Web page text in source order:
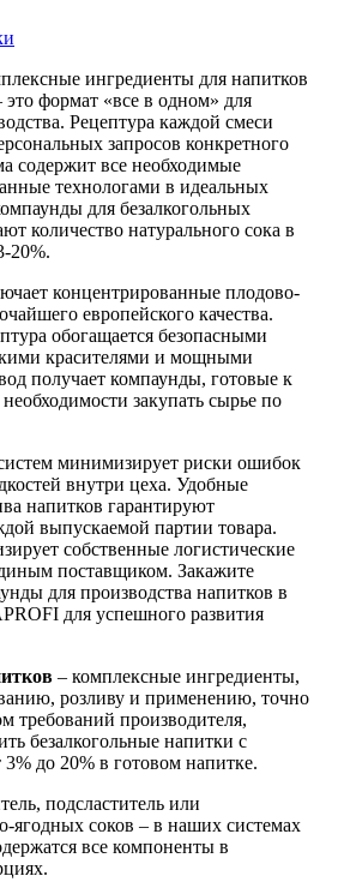
ингредиенты для напитков
это формат «все в одном» для
Рецептура каждой смеси
запросов конкретного
содержит все необходимые
технологами в идеальных
для безалкогольных
количество натурального сока в
20%.
концентрированные плодово-
европейского качества.
обогащается безопасными
красителями и мощными
получает компаунды, готовые к
необходимости закупать сырье по
минимизирует риски ошибок
внутри цеха. Удобные
напитков гарантируют
выпускаемой партии товара.
собственные логистические
поставщиком. Закажите
для производства напитков в
для успешного развития
– комплексные ингредиенты,
розливу и применению, точно
требований производителя,
безалкогольные напитки с
до 20% в готовом напитке.
подсластитель или
ягодных соков – в наших системах
все компоненты в